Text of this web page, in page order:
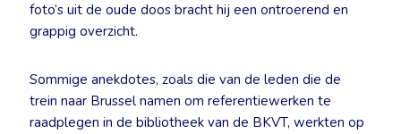
foto’s uit de oude doos bracht hij een ontroerend en
grappig overzicht.
Sommige anekdotes, zoals die van de leden die de
trein naar Brussel namen om referentiewerken te
raadplegen in de bibliotheek van de BKVT, werkten op